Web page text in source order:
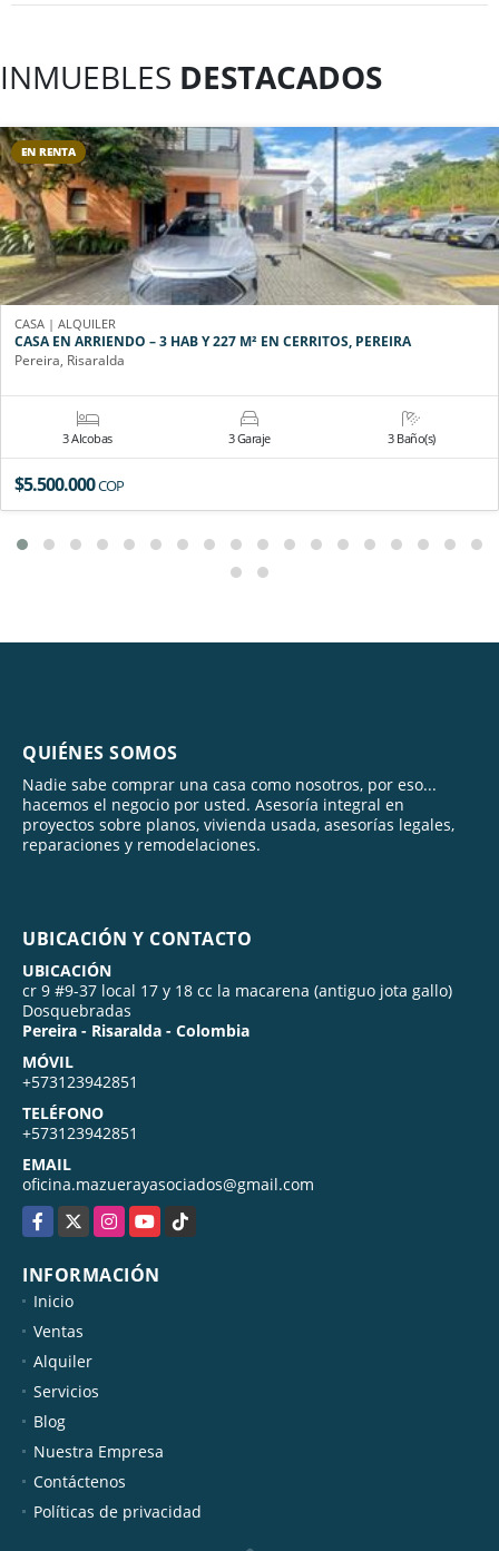
INMUEBLES DESTACADOS
EN RENTA
CASA | ALQUILER
CASA EN ARRIENDO – 3 HAB Y 227 M² EN CERRITOS, PEREIRA
Pereira, Risaralda
3 Alcobas 3 Garaje 3 Baño(s)
$5.500.000COP
QUIÉNES SOMOS
Nadie sabe comprar una casa como nosotros, por eso...
hacemos el negocio por usted. Asesoría integral en
proyectos sobre planos, vivienda usada, asesorías legales,
reparaciones y remodelaciones.
UBICACIÓN Y CONTACTO
UBICACIÓN
cr 9 #9-37 local 17 y 18 cc la macarena (antiguo jota gallo)
Dosquebradas
Pereira - Risaralda - Colombia
MÓVIL
+573123942851
TELÉFONO
+573123942851
EMAIL
oficina.mazuerayasociados@gmail.com
Facebook
X InstagramYouTubeTikTok
INFORMACIÓN
Inicio
Ventas
Alquiler
Servicios
Blog
Nuestra Empresa
Contáctenos
Políticas de privacidad